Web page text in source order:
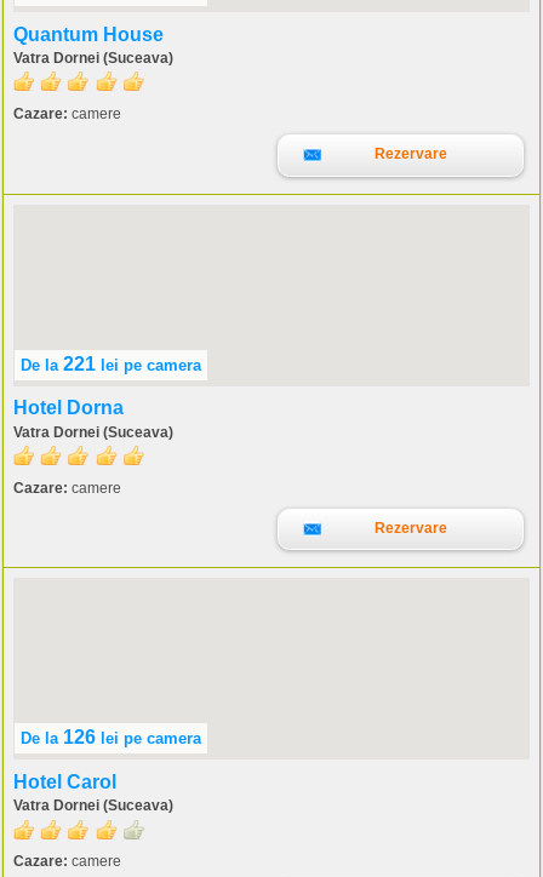
Quantum House
Vatra Dornei (Suceava)
Cazare: camere
Rezervare
De la 221 lei pe camera
Hotel Dorna
Vatra Dornei (Suceava)
Cazare: camere
Rezervare
De la 126 lei pe camera
Hotel Carol
Vatra Dornei (Suceava)
Cazare: camere